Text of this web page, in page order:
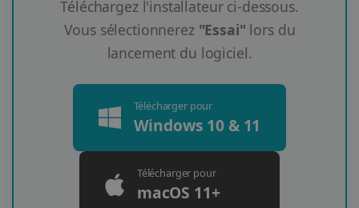
Téléchargez l'installateur ci-dessous.
Vous sélectionnerez "Essai" lors du
lancement du logiciel.
Télécharger pour
Windows 10 & 11
Télécharger pour
macOS 11+